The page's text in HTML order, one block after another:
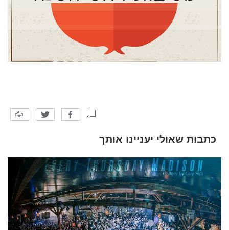
כתבות שאולי יעניינו אותך